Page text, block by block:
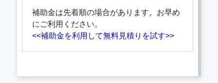
補助金は先着順の場合があります。お早め
にご利用ください。
<<補助金を利用して無料見積りを試す>>